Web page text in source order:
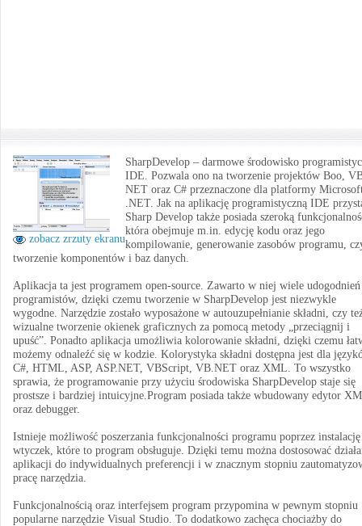
zobacz zrzuty ekranu
SharpDevelop – darmowe środowisko
IDE. Pozwala ono na tworzenie projektów Boo,
NET oraz C# przeznaczone dla platformy
.NET. Jak na aplikację programistyczną IDE
Sharp Develop także posiada szeroką
która obejmuje m.in. edycję kodu oraz jego
kompilowanie, generowanie zasobów programu,
tworzenie komponentów i baz danych.
Aplikacja ta jest programem open-source. Zawarto w niej wiele
programistów, dzięki czemu tworzenie w SharpDevelop jest niezwykle
wygodne. Narzędzie zostało wyposażone w autouzupełnianie składni, czy
wizualne tworzenie okienek graficznych za pomocą metody „przeciągnij i
upuść”. Ponadto aplikacja umożliwia kolorowanie składni, dzięki czemu
możemy odnaleźć się w kodzie. Kolorystyka składni dostępna jest dla
C#, HTML, ASP, ASP.NET, VBScript, VB.NET oraz XML. To wszystko
sprawia, że programowanie przy użyciu środowiska SharpDevelop staje się
prostsze i bardziej intuicyjne.Program posiada także wbudowany edytor
oraz debugger.
Istnieje możliwość poszerzania funkcjonalności programu poprzez instalację
wtyczek, które to program obsługuje. Dzięki temu można dostosować
aplikacji do indywidualnych preferencji i w znacznym stopniu
pracę narzędzia.
Funkcjonalnością oraz interfejsem program przypomina w pewnym stopniu
popularne narzędzie Visual Studio. To dodatkowo zachęca chociażby do